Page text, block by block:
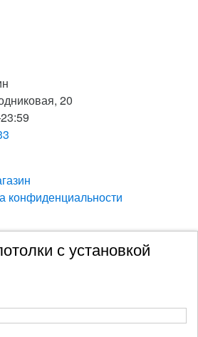
20
конфиденциальности
с установкой